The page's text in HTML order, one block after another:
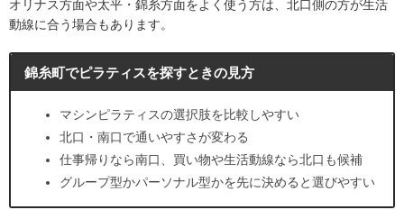
オリナス方面や太平・錦糸方面をよく使う方は、北口側の方が生活
動線に合う場合もあります。
錦糸町でピラティスを探すときの見方
マシンピラティスの選択肢を比較しやすい
北口・南口で通いやすさが変わる
仕事帰りなら南口、買い物や生活動線なら北口も候補
グループ型かパーソナル型かを先に決めると選びやすい